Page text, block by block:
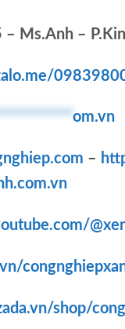
Ms.Anh –
om.vn
–
shop/